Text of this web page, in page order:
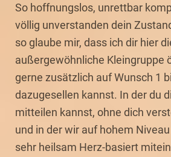
So hoffnungslos, unrettbar
völlig unverstanden dein
so glaube mir, dass ich dir hier
außergewöhnliche Kleingruppe
gerne zusätzlich auf Wunsch 1
dazugesellen kannst. In der du
mitteilen kannst, ohne dich
und in der wir auf hohem
sehr heilsam Herz-basiert